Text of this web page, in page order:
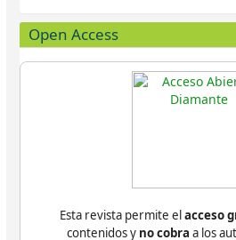
Open Access
Esta revista permite elacceso
contenidos y no cobra a los